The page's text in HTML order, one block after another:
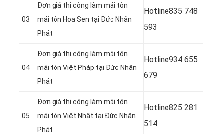
03
Đơn giá thi công làm mái tôn
mái tôn Hoa Sen tại Đức Nhân
Phát
Hotline835 748
593
04
Đơn giá thi công làm mái tôn
mái tôn Việt Pháp tại Đức Nhân
Phát
Hotline934 655
679
05
Đơn giá thi công làm mái tôn
mái tôn Việt Nhật tại Đức Nhân
Phát
Hotline825 281
514